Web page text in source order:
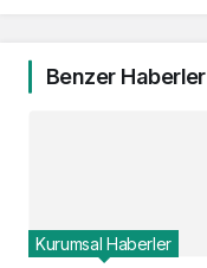
Benzer Haberler
Kurumsal Haberler